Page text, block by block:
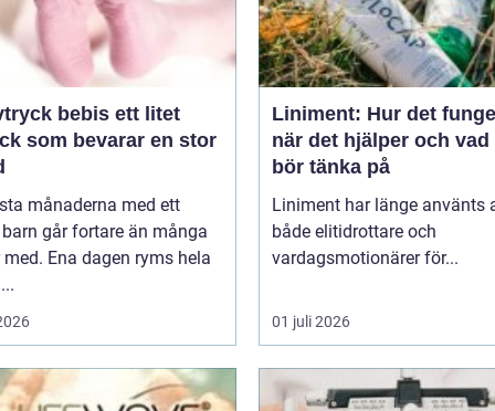
bebis ett litet
som bevarar en stor
månaderna med ett
går fortare än många
Ena dagen ryms hela
Liniment: Hur det
när det hjälper och vad
bör tänka på
Liniment har länge använts
både elitidrottare och
vardagsmotionärer för...
01 juli 2026